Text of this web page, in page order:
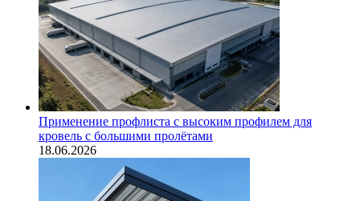
Применение профлиста с высоким профилем для
кровель с большими пролётами
18.06.2026